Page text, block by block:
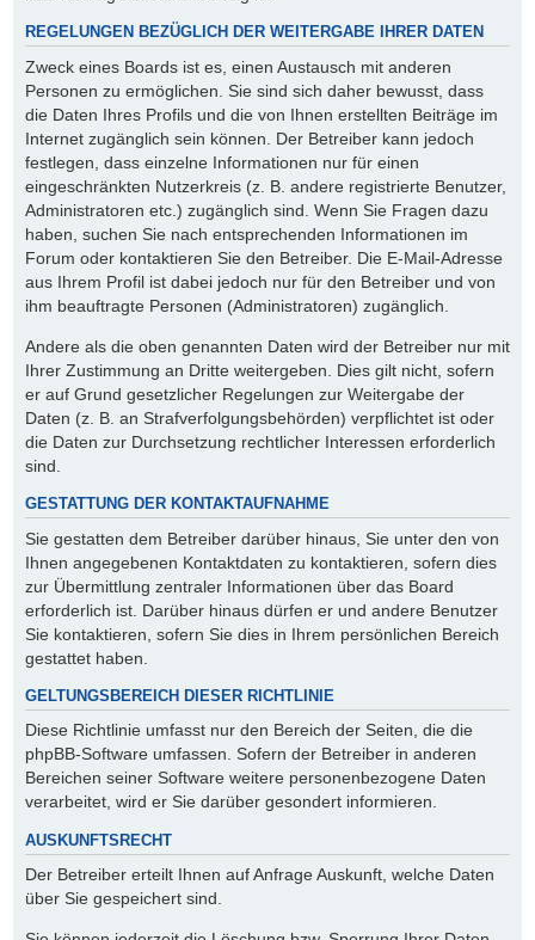
REGELUNGEN BEZÜGLICH DER WEITERGABE IHRER DATEN
Zweck eines Boards ist es, einen Austausch mit anderen
Personen zu ermöglichen. Sie sind sich daher bewusst, dass
die Daten Ihres Profils und die von Ihnen erstellten Beiträge im
Internet zugänglich sein können. Der Betreiber kann jedoch
festlegen, dass einzelne Informationen nur für einen
eingeschränkten Nutzerkreis (z. B. andere registrierte Benutzer,
Administratoren etc.) zugänglich sind. Wenn Sie Fragen dazu
haben, suchen Sie nach entsprechenden Informationen im
Forum oder kontaktieren Sie den Betreiber. Die E-Mail-Adresse
aus Ihrem Profil ist dabei jedoch nur für den Betreiber und von
ihm beauftragte Personen (Administratoren) zugänglich.
Andere als die oben genannten Daten wird der Betreiber nur mit
Ihrer Zustimmung an Dritte weitergeben. Dies gilt nicht, sofern
er auf Grund gesetzlicher Regelungen zur Weitergabe der
Daten (z. B. an Strafverfolgungsbehörden) verpflichtet ist oder
die Daten zur Durchsetzung rechtlicher Interessen erforderlich
sind.
GESTATTUNG DER KONTAKTAUFNAHME
Sie gestatten dem Betreiber darüber hinaus, Sie unter den von
Ihnen angegebenen Kontaktdaten zu kontaktieren, sofern dies
zur Übermittlung zentraler Informationen über das Board
erforderlich ist. Darüber hinaus dürfen er und andere Benutzer
Sie kontaktieren, sofern Sie dies in Ihrem persönlichen Bereich
gestattet haben.
GELTUNGSBEREICH DIESER RICHTLINIE
Diese Richtlinie umfasst nur den Bereich der Seiten, die die
phpBB-Software umfassen. Sofern der Betreiber in anderen
Bereichen seiner Software weitere personenbezogene Daten
verarbeitet, wird er Sie darüber gesondert informieren.
AUSKUNFTSRECHT
Der Betreiber erteilt Ihnen auf Anfrage Auskunft, welche Daten
über Sie gespeichert sind.